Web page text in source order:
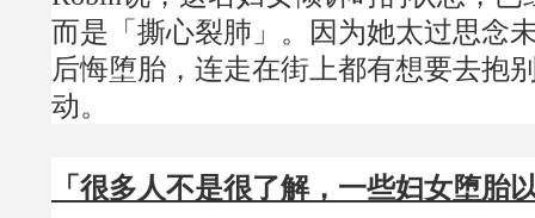
而是「撕心裂肺」。因为她太过思念
后悔堕胎，连走在街上都有想要去抱
动。
「很多人不是很了解，一些妇女堕胎